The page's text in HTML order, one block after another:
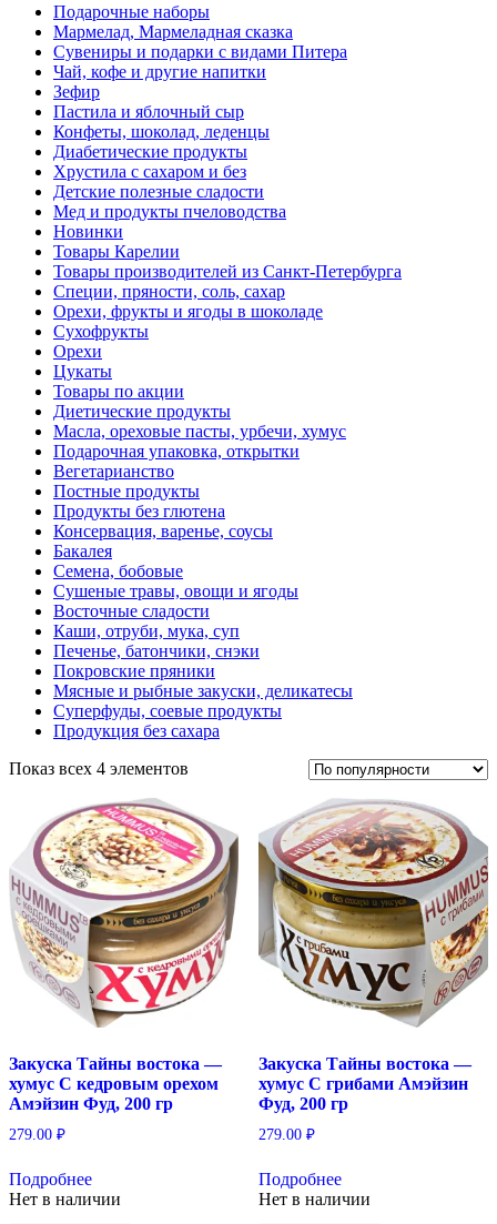
Подарочные наборы
Мармелад, Мармеладная сказка
Сувениры и подарки с видами Питера
Чай, кофе и другие напитки
Зефир
Пастила и яблочный сыр
Конфеты, шоколад, леденцы
Диабетические продукты
Хрустила с сахаром и без
Детские полезные сладости
Мед и продукты пчеловодства
Новинки
Товары Карелии
Товары производителей из Санкт-Петербурга
Специи, пряности, соль, сахар
Орехи, фрукты и ягоды в шоколаде
Сухофрукты
Орехи
Цукаты
Товары по акции
Диетические продукты
Масла, ореховые пасты, урбечи, хумус
Подарочная упаковка, открытки
Вегетарианство
Постные продукты
Продукты без глютена
Консервация, варенье, соусы
Бакалея
Семена, бобовые
Сушеные травы, овощи и ягоды
Восточные сладости
Каши, отруби, мука, суп
Печенье, батончики, снэки
Покровские пряники
Мясные и рыбные закуски, деликатесы
Суперфуды, соевые продукты
Продукция без сахара
Показ всех 4 элементов
Закуска Тайны востока —
хумус С кедровым орехом
Амэйзин Фуд, 200 гр
279.00 ₽
Подробнее
Нет в наличии
Закуска Тайны востока —
хумус С грибами Амэйзин
Фуд, 200 гр
279.00 ₽
Подробнее
Нет в наличии